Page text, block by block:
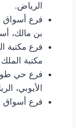
الرياض.
فرع أسواق
بن مالك،
فرع مكتبة
مكتبة
فرع حي
الأيوبي،
فرع أسواق